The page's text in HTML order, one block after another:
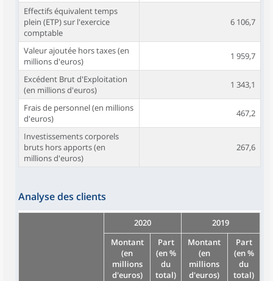
Effectifs équivalent temps
plein (ETP) sur l'exercice
comptable
6 106,7
Valeur ajoutée hors taxes (en
millions d'euros)
1 959,7
Excédent Brut d'Exploitation
(en millions d'euros)
1 343,1
Frais de personnel (en millions
d'euros)
467,2
Investissements corporels
bruts hors apports (en
millions d'euros)
267,6
Analyse des clients
2020
2019
Montant
(en
millions
d'euros)
Part
(en %
du
total)
Montant
(en
millions
d'euros)
Part
(en %
du
total)